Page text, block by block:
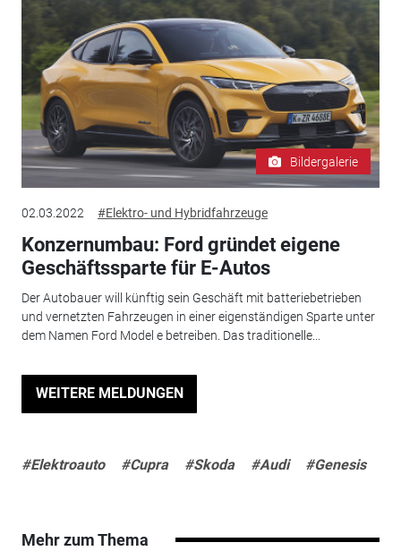
Bildergalerie
02.03.2022 #Elektro- und Hybridfahrzeuge
Konzernumbau: Ford gründet eigene
Geschäftssparte für E-Autos
Der Autobauer will künftig sein Geschäft mit batteriebetrieben
und vernetzten Fahrzeugen in einer eigenständigen Sparte unter
dem Namen Ford Model e betreiben. Das traditionelle...
WEITERE MELDUNGEN
#Elektroauto #Cupra #Skoda #Audi #Genesis
Mehr zum Thema